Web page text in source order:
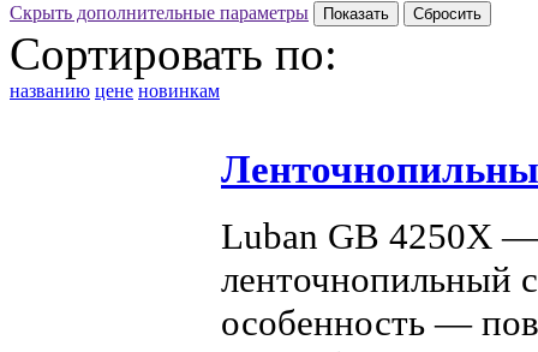
Скрыть дополнительные параметры
Сортировать по:
названию цене новинкам
Luban GB 4250X
ленточнопильный
особенность —